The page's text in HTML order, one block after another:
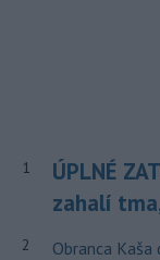
1
ÚPLNÉ
zahalí
2
Obranca